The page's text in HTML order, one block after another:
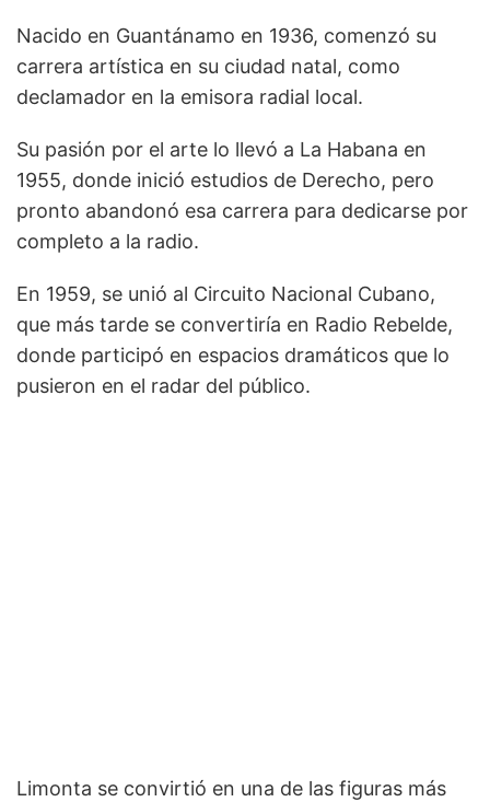
Nacido en Guantánamo en 1936, comenzó su
carrera artística en su ciudad natal, como
declamador en la emisora radial local.
Su pasión por el arte lo llevó a La Habana en
1955, donde inició estudios de Derecho, pero
pronto abandonó esa carrera para dedicarse por
completo a la radio.
En 1959, se unió al Circuito Nacional Cubano,
que más tarde se convertiría en Radio Rebelde,
donde participó en espacios dramáticos que lo
pusieron en el radar del público.
Limonta se convirtió en una de las figuras más